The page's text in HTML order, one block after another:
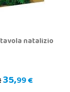
natalizio
35,99 €